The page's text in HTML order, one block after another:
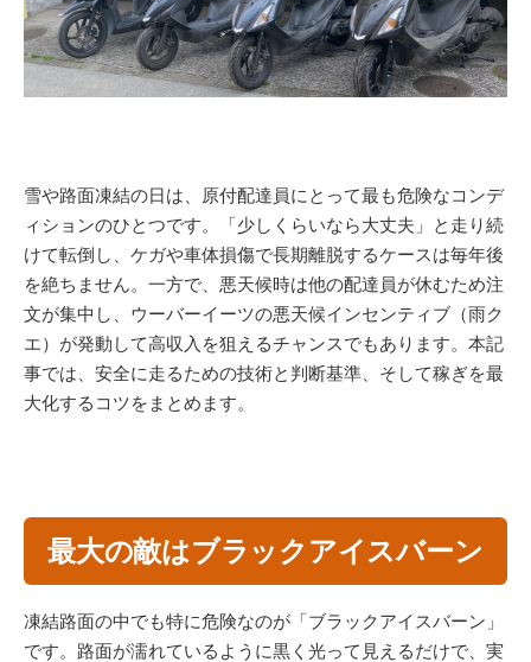
雪や路面凍結の日は、原付配達員にとって最も危険なコンデ
ィションのひとつです。「少しくらいなら大丈夫」と走り続
けて転倒し、ケガや車体損傷で長期離脱するケースは毎年後
を絶ちません。一方で、悪天候時は他の配達員が休むため注
文が集中し、ウーバーイーツの悪天候インセンティブ（雨ク
エ）が発動して高収入を狙えるチャンスでもあります。本記
事では、安全に走るための技術と判断基準、そして稼ぎを最
大化するコツをまとめます。
最大の敵はブラックアイスバーン
凍結路面の中でも特に危険なのが「ブラックアイスバーン」
です。路面が濡れているように黒く光って見えるだけで、実